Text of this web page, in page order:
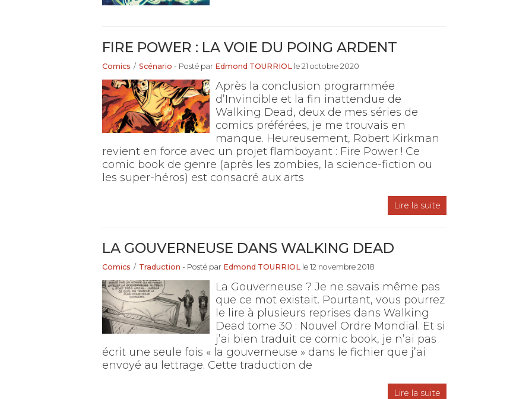
FIRE POWER : LA VOIE DU POING ARDENT
Comics / Scénario - Posté par Edmond TOURRIOL le 21 octobre 2020
Après la conclusion programmée
d’Invincible et la fin inattendue de
Walking Dead, deux de mes séries de
comics préférées, je me trouvais en
manque. Heureusement, Robert Kirkman
revient en force avec un projet flamboyant : Fire Power ! Ce
comic book de genre (après les zombies, la science-fiction ou
les super-héros) est consacré aux arts
Lire la suite
LA GOUVERNEUSE DANS WALKING DEAD
Comics / Traduction - Posté par Edmond TOURRIOL le 12 novembre 2018
La Gouverneuse ? Je ne savais même pas
que ce mot existait. Pourtant, vous pourrez
le lire à plusieurs reprises dans Walking
Dead tome 30 : Nouvel Ordre Mondial. Et si
j’ai bien traduit ce comic book, je n’ai pas
écrit une seule fois « la gouverneuse » dans le fichier que j’ai
envoyé au lettrage. Cette traduction de
Lire la suite